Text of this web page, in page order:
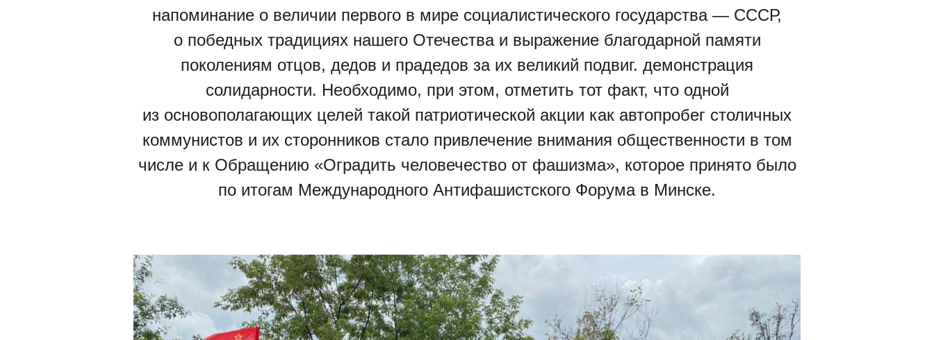
напоминание о величии первого в мире социалистического государства — СССР,
о победных традициях нашего Отечества и выражение благодарной памяти
поколениям отцов, дедов и прадедов за их великий подвиг. демонстрация
солидарности. Необходимо, при этом, отметить тот факт, что одной
из основополагающих целей такой патриотической акции как автопробег столичных
коммунистов и их сторонников стало привлечение внимания общественности в том
числе и к Обращению «Оградить человечество от фашизма», которое принято было
по итогам Международного Антифашистского Форума в Минске.